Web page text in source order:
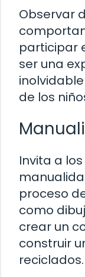
Observar
participar
ser una
de los
Invita a
proceso
como
crear un
construir
reciclados.